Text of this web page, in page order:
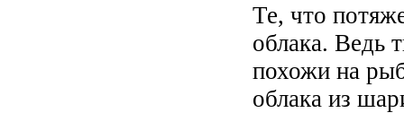
Те, что
облака. Ведь
похожи на
облака из